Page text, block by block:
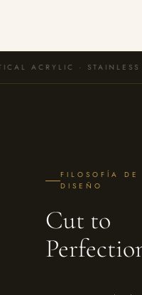
ACRYLIC · STAINLESS
FILOSOFÍA DE
DISEÑO
Cut to